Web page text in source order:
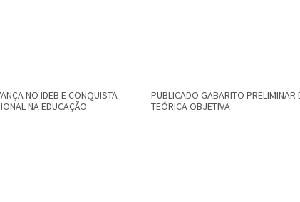
NO IDEB E CONQUISTA
NA EDUCAÇÃO
PUBLICADO GABARITO PRELIMINAR
TEÓRICA OBJETIVA